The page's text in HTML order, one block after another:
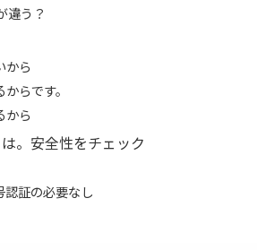
違う？
から
らです。
から
。安全性をチェック
認証の必要なし